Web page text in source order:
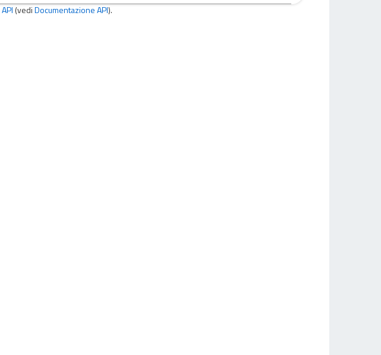
API (vediDocumentazione API).